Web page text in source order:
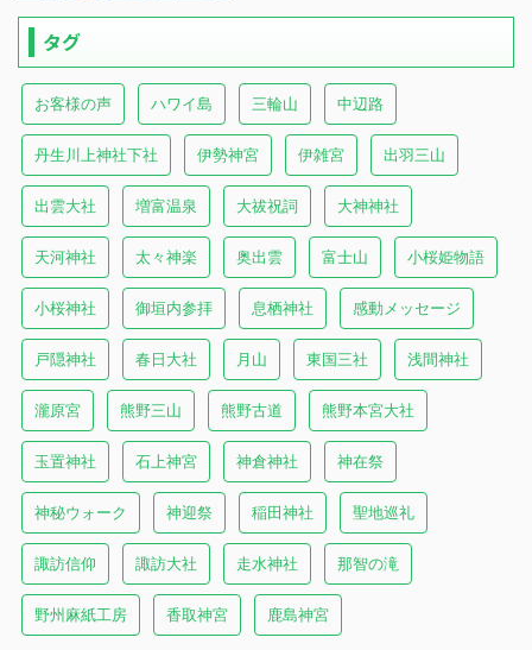
タグ
お客様の声 ハワイ島 三輪山 中辺路
丹生川上神社下社 伊勢神宮 伊雑宮 出羽三山
出雲大社 増富温泉 大祓祝詞 大神神社
天河神社 太々神楽 奥出雲 富士山 小桜姫物語
小桜神社 御垣内参拝 息栖神社 感動メッセージ
戸隠神社 春日大社 月山 東国三社 浅間神社
瀧原宮 熊野三山 熊野古道 熊野本宮大社
玉置神社 石上神宮 神倉神社 神在祭
神秘ウォーク 神迎祭 稲田神社 聖地巡礼
諏訪信仰 諏訪大社 走水神社 那智の滝
野州麻紙工房 香取神宮 鹿島神宮